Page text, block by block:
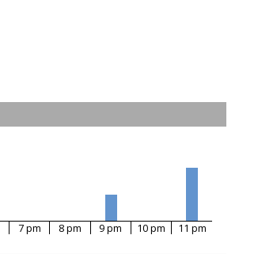
7 pm 8 pm 9 pm 10 pm 11 pm